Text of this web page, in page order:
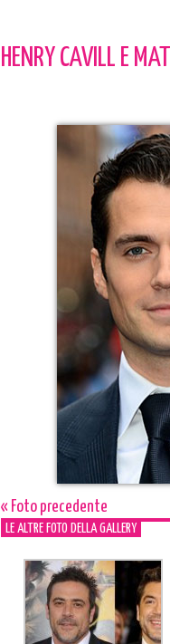
HENRY CAVILL E
« Foto precedente
LE ALTRE FOTO DELLA GALLERY